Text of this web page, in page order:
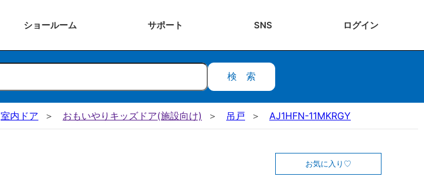
ショールーム サポート SNS ログイン
検索
室内ドア おもいやりキッズドア(施設向け) 吊戸 AJ1HFN-11MKRGY
お気に入り